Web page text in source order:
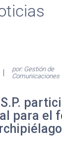
por: Gestión de
Comunicaciones
para el